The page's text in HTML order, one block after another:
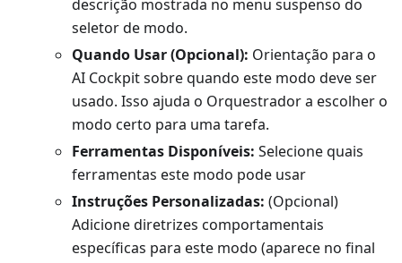
descrição mostrada no menu suspenso do
seletor de modo.
Quando Usar (Opcional): Orientação para o
AI Cockpit sobre quando este modo deve ser
usado. Isso ajuda o Orquestrador a escolher o
modo certo para uma tarefa.
Ferramentas Disponíveis: Selecione quais
ferramentas este modo pode usar
Instruções Personalizadas: (Opcional)
Adicione diretrizes comportamentais
específicas para este modo (aparece no final